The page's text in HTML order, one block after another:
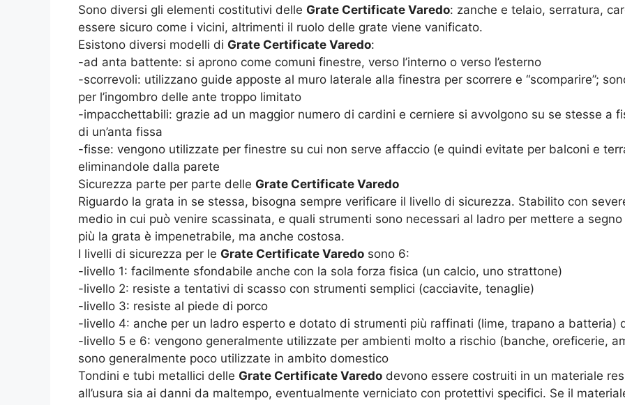
Sono diversi gli elementi costitutivi delle Grate Certificate Varedo: zanche e telaio, serratura,
essere sicuro come i vicini, altrimenti il ruolo delle grate viene vanificato.
Esistono diversi modelli di Grate Certificate Varedo:
-ad anta battente: si aprono come comuni finestre, verso l’interno o verso l’esterno
-scorrevoli: utilizzano guide apposte al muro laterale alla finestra per scorrere e “scomparire”;
per l’ingombro delle ante troppo limitato
-impacchettabili: grazie ad un maggior numero di cardini e cerniere si avvolgono su se stesse a
di un’anta fissa
-fisse: vengono utilizzate per finestre su cui non serve affaccio (e quindi evitate per balconi e
eliminandole dalla parete
Sicurezza parte per parte delle Grate Certificate Varedo
Riguardo la grata in se stessa, bisogna sempre verificare il livello di sicurezza. Stabilito con
medio in cui può venire scassinata, e quali strumenti sono necessari al ladro per mettere a
più la grata è impenetrabile, ma anche costosa.
I livelli di sicurezza per le Grate Certificate Varedo sono 6:
-livello 1: facilmente sfondabile anche con la sola forza fisica (un calcio, uno strattone)
-livello 2: resiste a tentativi di scasso con strumenti semplici (cacciavite, tenaglie)
-livello 3: resiste al piede di porco
-livello 4: anche per un ladro esperto e dotato di strumenti più raffinati (lime, trapano a batteria)
-livello 5 e 6: vengono generalmente utilizzate per ambienti molto a rischio (banche, oreficerie,
sono generalmente poco utilizzate in ambito domestico
Tondini e tubi metallici delle Grate Certificate Varedo devono essere costruiti in un materiale
all’usura sia ai danni da maltempo, eventualmente verniciato con protettivi specifici. Se il